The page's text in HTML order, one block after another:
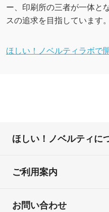
ー、印刷所の三者が一体と
スの追求を目指しています。
ほしい！ノベルティラボで
ほしい！ノベルティに
ご利用案内
お問い合わせ